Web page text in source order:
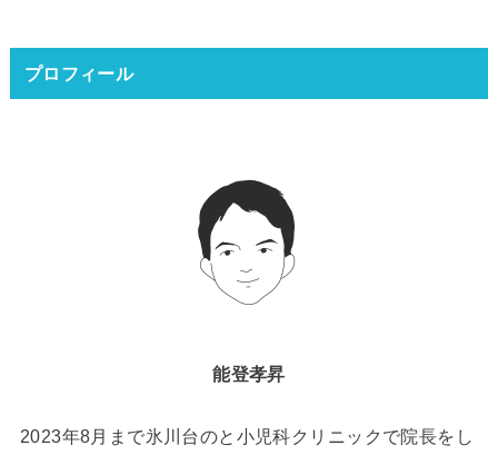
プロフィール
能登孝昇
2023年8月まで氷川台のと小児科クリニックで院長をし